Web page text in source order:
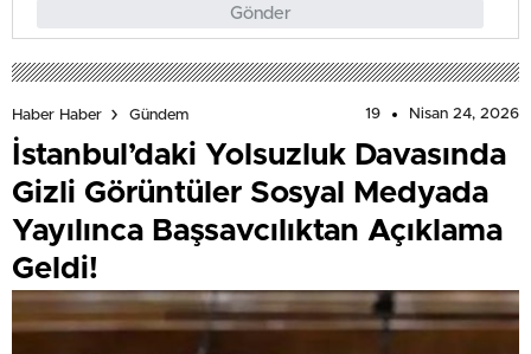
Gönder
Haber Haber Gündem 19 Nisan 24, 2026
İstanbul’daki Yolsuzluk Davasında
Gizli Görüntüler Sosyal Medyada
Yayılınca Başsavcılıktan Açıklama
Geldi!